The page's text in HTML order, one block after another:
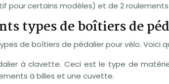
pour certains modèles) et de 2 roulements.
types de boîtiers de
de boîtiers de pédalier pour vélo. Voici
à clavette. Ceci est le type de
à billes et une cuvette.